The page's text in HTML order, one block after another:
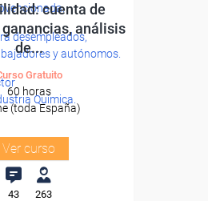
desempleados,
y autónomos.
Química.
cuenta de
análisis
de...
Gratuito
60 horas
(toda España)
Ver curso
43 263